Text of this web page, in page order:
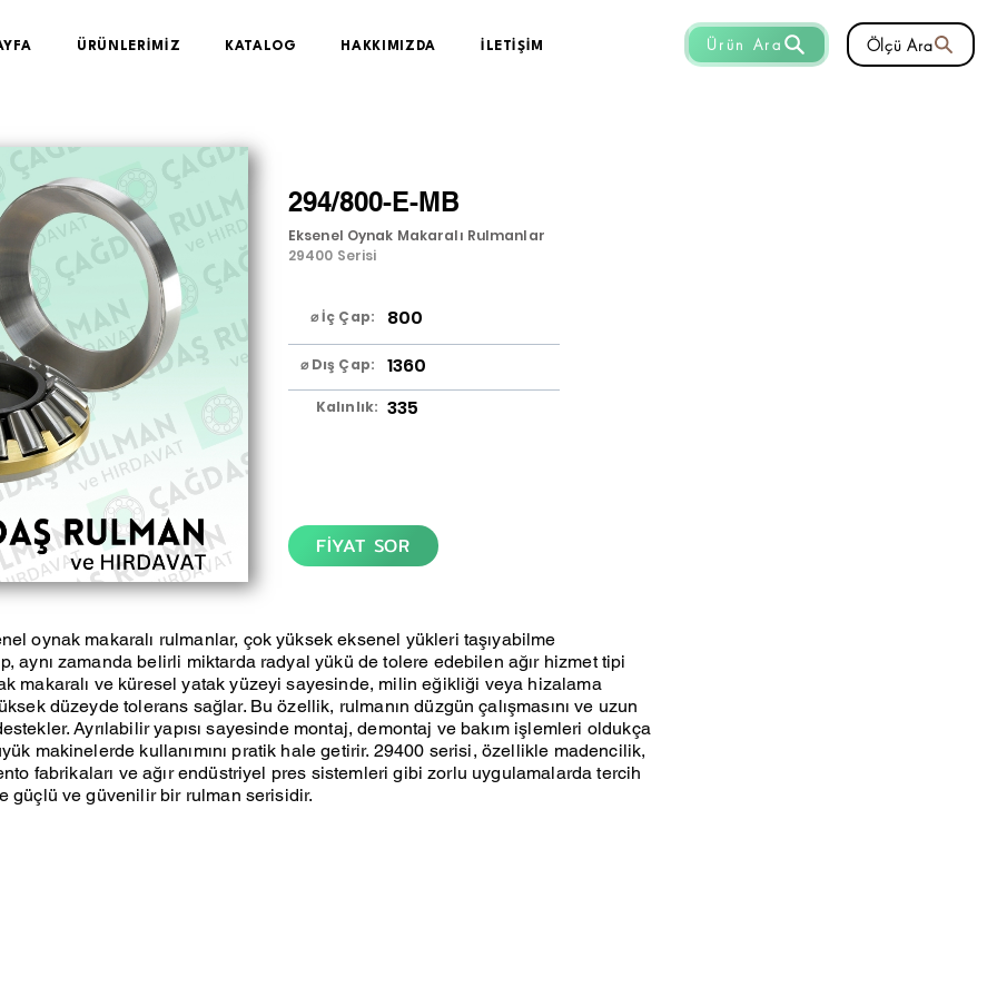
Ölçü Ara
Ürün Ara
ÜRÜNLERİMİZ KATALOG HAKKIMIZDA İLETİŞİM
294/800-E-MB
Eksenel Oynak Makaralı Rulmanlar
29400 Serisi
⌀ İç Çap: 800
⌀ Dış Çap: 1360
Kalınlık: 335
FİYAT SOR
oynak makaralı rulmanlar, çok yüksek eksenel yükleri taşıyabilme
aynı zamanda belirli miktarda radyal yükü de tolere edebilen ağır hizmet tipi
makaralı ve küresel yatak yüzeyi sayesinde, milin eğikliği veya hizalama
düzeyde tolerans sağlar. Bu özellik, rulmanın düzgün çalışmasını ve uzun
Ayrılabilir yapısı sayesinde montaj, demontaj ve bakım işlemleri oldukça
makinelerde kullanımını pratik hale getirir. 29400 serisi, özellikle madencilik,
fabrikaları ve ağır endüstriyel pres sistemleri gibi zorlu uygulamalarda tercih
güçlü ve güvenilir bir rulman serisidir.